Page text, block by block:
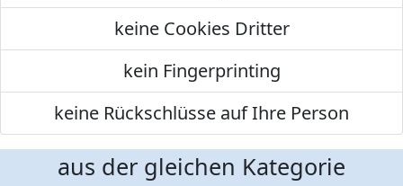
keine Cookies Dritter
kein Fingerprinting
keine Rückschlüsse auf Ihre Person
aus der gleichen Kategorie